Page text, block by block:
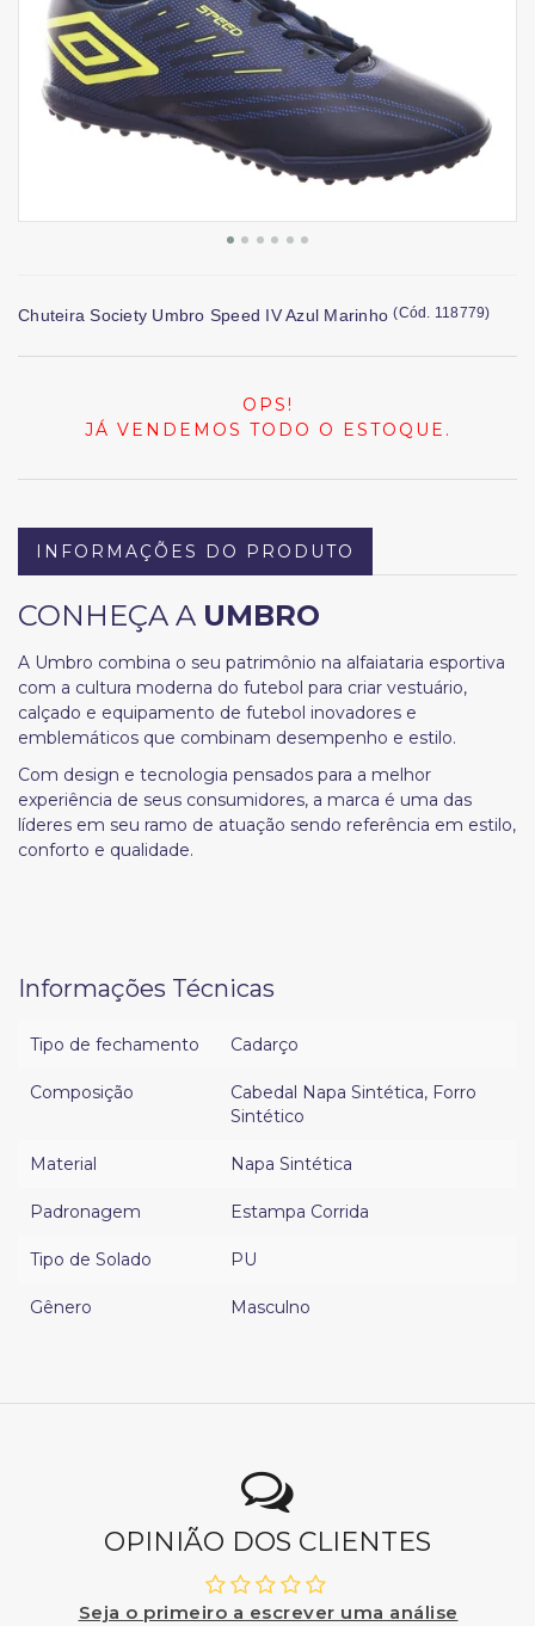
Chuteira Society Umbro Speed IV Azul Marinho(Cód. 118779)
OPS!
JÁ VENDEMOS TODO O ESTOQUE.
INFORMAÇÕES DO PRODUTO
CONHEÇA A UMBRO
A Umbro combina o seu patrimônio na alfaiataria esportiva
com a cultura moderna do futebol para criar vestuário,
calçado e equipamento de futebol inovadores e
emblemáticos que combinam desempenho e estilo.
Com design e tecnologia pensados para a melhor
experiência de seus consumidores, a marca é uma das
líderes em seu ramo de atuação sendo referência em estilo,
conforto e qualidade.
Informações Técnicas
Tipo de fechamento Cadarço
Composição Cabedal Napa Sintética, Forro
Sintético
Material Napa Sintética
Padronagem Estampa Corrida
Tipo de Solado PU
Gênero Masculno
OPINIÃO DOS CLIENTES
Seja o primeiro a escrever uma análise